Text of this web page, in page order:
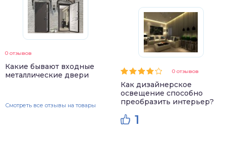
0 отзывов
Какие бывают входные
металлические двери
Смотреть все отзывы на товары
0 отзывов
Как дизайнерское
освещение способно
преобразить интерьер?
1